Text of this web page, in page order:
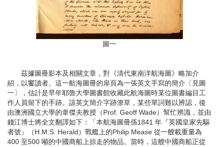
圖一
茲據圖冊影本及相關文章，對《清代東南洋航海圖》略加介
紹，以饗讀者。這一航海圖冊的扉頁為一張英文手寫的簡介〔見圖
一〕，估計是早年耶魯大學圖書館收藏此航海圖時某位圖書編目工
作人員留下的手跡。該英文簡介字跡潦草，某些單詞難以辨認，後
由澳洲國立大學的韋傑夫教授（Prof. Geoff Wade）幫忙辨識，並由
錢江博士將全文翻譯如下：「本航海圖冊係1841 年『英國皇家先驅
者號』（H.M.S. Herald）戰艦上的Philip Mease 從一艘載重量為
400 至500 噸的中國商船上掠走的物品。當時，這艘中國商船正從